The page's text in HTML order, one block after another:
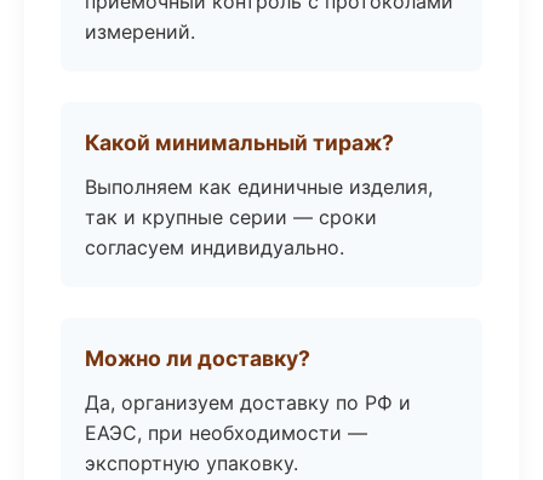
измерений.
Какой минимальный тираж?
Выполняем как единичные изделия,
так и крупные серии — сроки
согласуем индивидуально.
Можно ли доставку?
Да, организуем доставку по РФ и
ЕАЭС, при необходимости —
экспортную упаковку.